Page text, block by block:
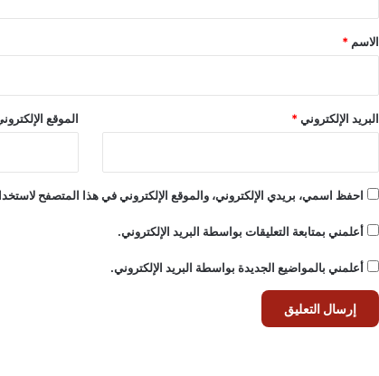
*
الاسم *
البريد الإلكتروني* الموقع
احفظ اسمي، بريدي الإلكتروني، والموقع الإلكتروني في هذا المتصفح
أعلمني بمتابعة التعليقات بواسطة البريد الإلكتروني.
أعلمني بالمواضيع الجديدة بواسطة البريد الإلكتروني.